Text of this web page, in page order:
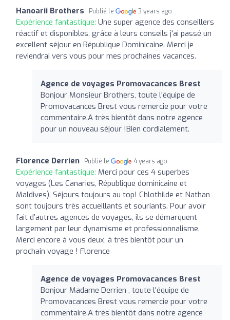
Hanoarii Brothers Publié le 3 years ago
Expérience fantastique: Une super agence des conseillers
réactif et disponibles, grâce à leurs conseils j'ai passé un
excellent séjour en République Dominicaine. Merci je
reviendrai vers vous pour mes prochaines vacances.
Agence de voyages Promovacances Brest
Bonjour Monsieur Brothers, toute l'équipe de
Promovacances Brest vous remercie pour votre
commentaire.A très bientôt dans notre agence
pour un nouveau séjour !Bien cordialement.
Florence Derrien Publié le 4 years ago
Expérience fantastique: Merci pour ces 4 superbes
voyages (Les Canaries, République dominicaine et
Maldives). Séjours toujours au top! Chlothilde et Nathan
sont toujours très accueillants et souriants. Pour avoir
fait d’autres agences de voyages, ils se démarquent
largement par leur dynamisme et professionnalisme.
Merci encore à vous deux, à très bientôt pour un
prochain voyage ! Florence
Agence de voyages Promovacances Brest
Bonjour Madame Derrien , toute l'équipe de
Promovacances Brest vous remercie pour votre
commentaire.A très bientôt dans notre agence